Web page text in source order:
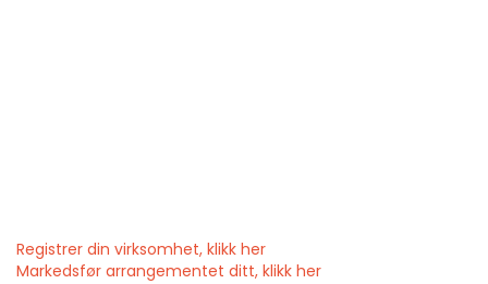
Registrer din virksomhet, klikk her
Markedsfør arrangementet ditt, klikk her